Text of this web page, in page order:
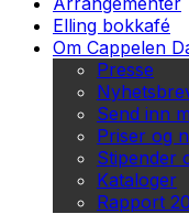
Elling bokkafé
Om Cappelen
Presse
Send inn
Priser og
Stipender
Kataloger
Rapport